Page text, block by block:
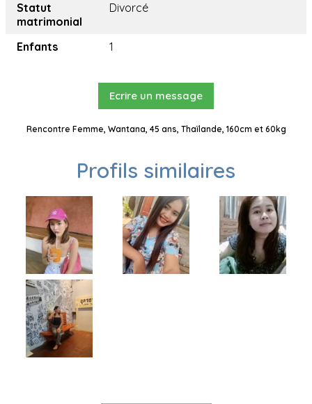
Statut
matrimonial
Divorcé
Enfants 1
Ecrire un message
Rencontre Femme, Wantana, 45 ans, Thaïlande, 160cm et 60kg
Profils similaires